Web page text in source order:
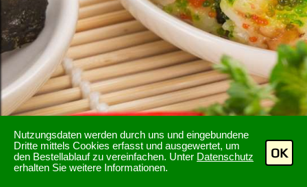
Nutzungsdaten werden durch uns und eingebundene
Dritte mittels Cookies erfasst und ausgewertet, um
den Bestellablauf zu vereinfachen. Unter Datenschutz
erhalten Sie weitere Informationen.
OK